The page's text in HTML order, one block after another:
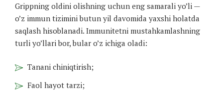
Grippning oldini olishning uchun eng samarali yo’li —
o’z immun tizimini butun yil davomida yaxshi holatda
saqlash hisoblanadi. Immunitetni mustahkamlashning
turli yo’llari bor, bular o’z ichiga oladi:
Tanani chiniqtirish;
Faol hayot tarzi;